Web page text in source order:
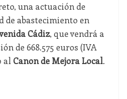
una actuación de
de abastecimiento en
Cádiz, que vendrá a
de 668.575 euros (IVA
al Canon de Mejora Local.